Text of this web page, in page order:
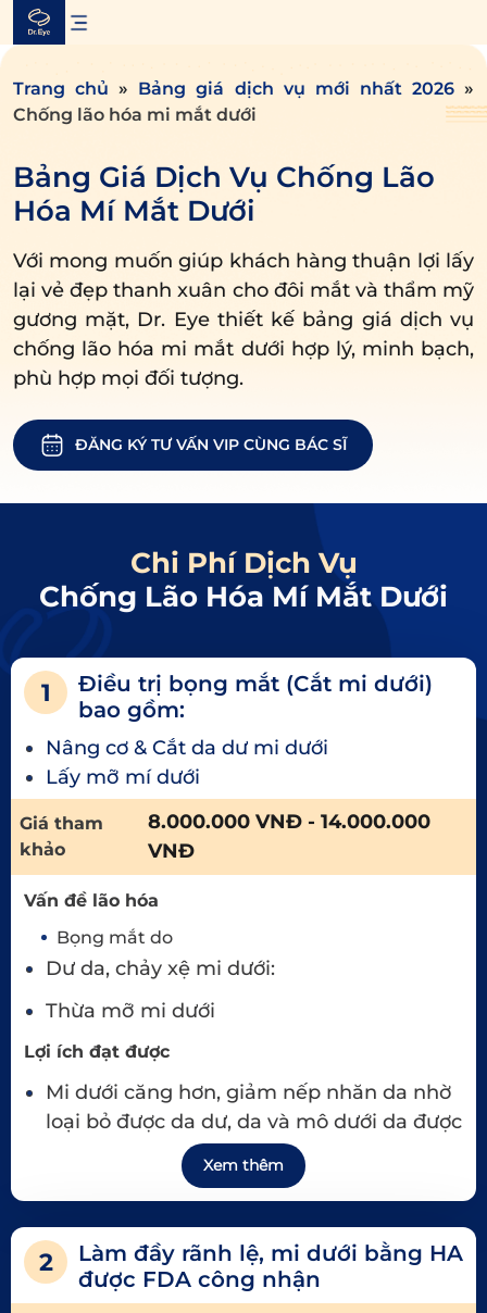
Skip
content
Trang chủ » Bảng giá dịch vụ mới nhất 2026»
Chống lão hóa mi mắt dưới
Bảng Giá Dịch Vụ Chống Lão
Hóa Mí Mắt Dưới
Với mong muốn giúp khách hàng thuận lợi lấy
lại vẻ đẹp thanh xuân cho đôi mắt và thẩm mỹ
gương mặt, Dr. Eye thiết kế bảng giá dịch vụ
chống lão hóa mi mắt dưới hợp lý, minh bạch,
phù hợp mọi đối tượng.
ĐĂNG KÝ TƯ VẤN VIP CÙNG BÁC SĨ
Chi Phí Dịch Vụ
Chống Lão Hóa Mí Mắt Dưới
1
Điều trị bọng mắt (Cắt mi dưới)
bao gồm:
Nâng cơ & Cắt da dư mi dưới
Lấy mỡ mí dưới
Giá tham
khảo
8.000.000 VNĐ - 14.000.000
VNĐ
Vấn đề lão hóa
Bọng mắt do
Dư da, chảy xệ mi dưới:
Thừa mỡ mi dưới
Lợi ích đạt được
Mi dưới căng hơn, giảm nếp nhăn da nhờ
loại bỏ được da dư, da và mô dưới da được
nâng lên hết tình trạng chảy xệ.
Mi dưới không còn bị phồng lên, tạo sự trẻ
Đăng ký ngay
Xem thêm
2
Làm đầy rãnh lệ, mi dưới bằng HA
được FDA công nhận